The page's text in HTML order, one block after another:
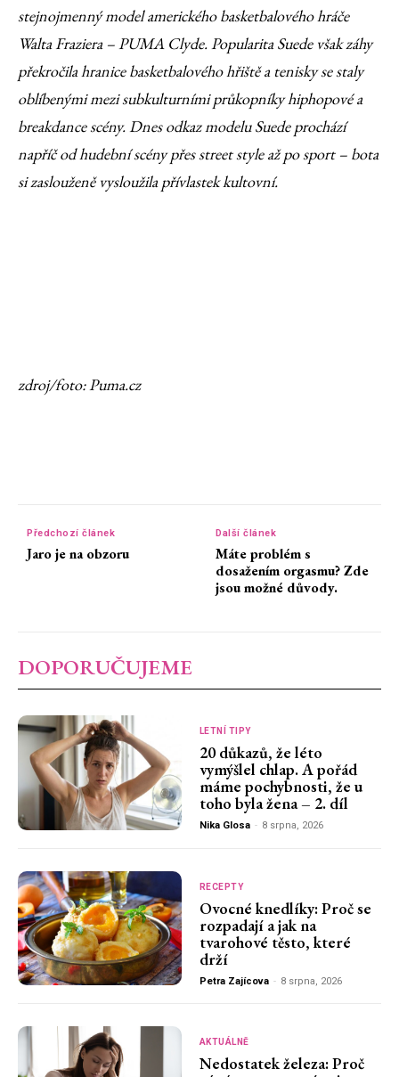
stejnojmenný model amerického basketbalového hráče
Walta Fraziera – PUMA Clyde. Popularita Suede však záhy
překročila hranice basketbalového hřiště a tenisky se staly
oblíbenými mezi subkulturními průkopníky hiphopové a
breakdance scény. Dnes odkaz modelu Suede prochází
napříč od hudební scény přes street style až po sport – bota
si zaslouženě vysloužila přívlastek kultovní.
zdroj/foto: Puma.cz
Předchozí článek
Jaro je na obzoru
Další článek
Máte problém s
dosažením orgasmu? Zde
jsou možné důvody.
DOPORUČUJEME
LETNÍ TIPY
20 důkazů, že léto
vymýšlel chlap. A pořád
máme pochybnosti, že u
toho byla žena – 2. díl
Nika Glosa - 8 srpna, 2026
RECEPTY
Ovocné knedlíky: Proč se
rozpadají a jak na
tvarohové těsto, které
drží
Petra Zajícova - 8 srpna, 2026
AKTUÁLNĚ
Nedostatek železa: Proč